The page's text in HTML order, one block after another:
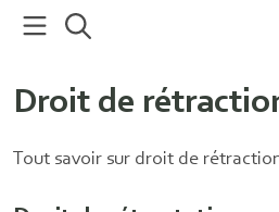
Droit de
Tout savoir sur droit de